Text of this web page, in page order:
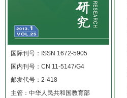
国际刊号：ISSN 1672-5905
国内刊号：CN 11-5147/G4
邮发代号：2-418
主管：中华人民共和国教育部